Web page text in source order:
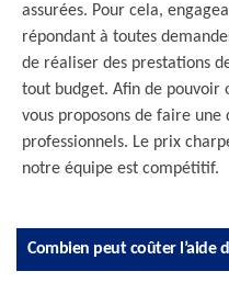
assurées. Pour cela,
répondant à toutes
de réaliser des prestations
tout budget. Afin de pouvoir
vous proposons de faire une
professionnels. Le prix
notre équipe est compétitif.
Combien peut coûter l’aide